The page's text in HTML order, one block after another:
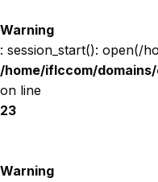
Warning
: session_start(): open(/
/home/iflccom/
on line
23
Warning